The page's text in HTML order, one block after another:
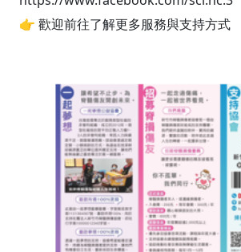
👉 歡迎前往了解更多服務與支持方式